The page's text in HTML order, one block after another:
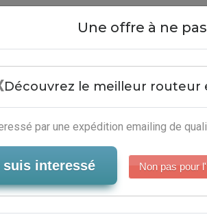
Photoshop -
Marketing Direct
Serveur-Emailing
Close
Une offre à ne
Découvrez le meilleur routeur
par une expédition emailing de
suis interessé Non pas pour